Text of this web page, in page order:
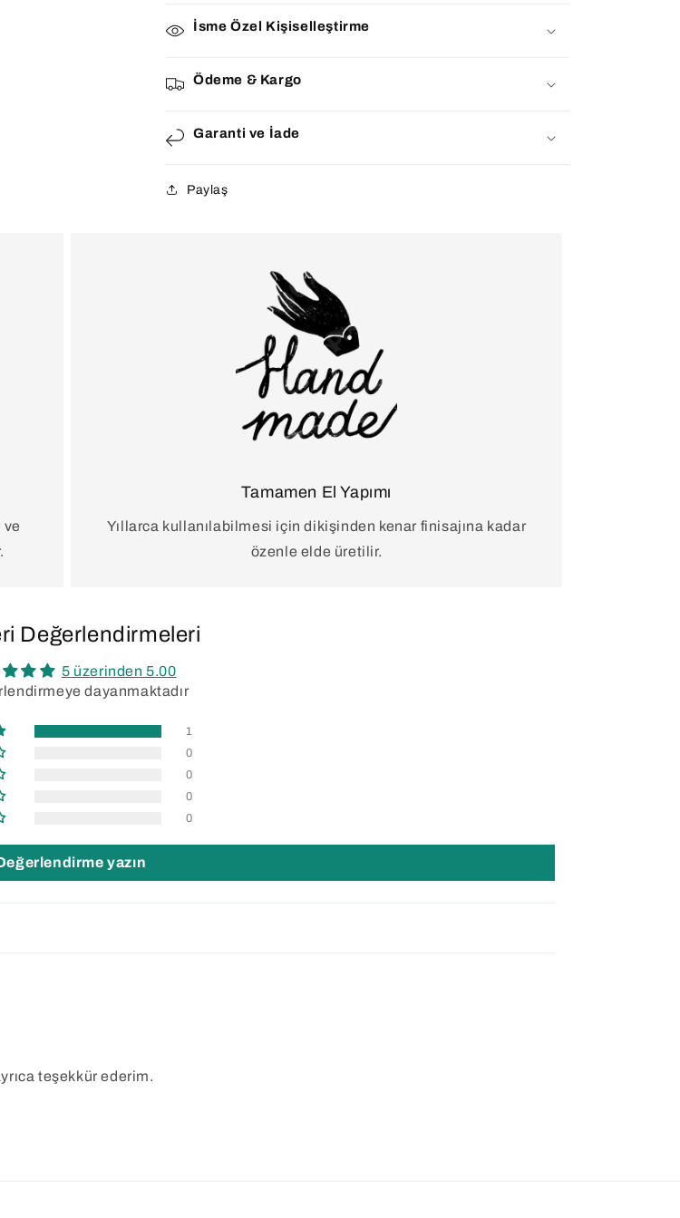
İsme Özel Kişiselleştirme
Ödeme & Kargo
Garanti ve İade
Paylaş
ve
Tamamen El Yapımı
Yıllarca kullanılabilmesi için dikişinden kenar finisajına kadar
özenle elde üretilir.
Değerlendirmeleri
5 üzerinden 5.00
dayanmaktadır
1
0
0
0
0
yazın
teşekkür ederim.